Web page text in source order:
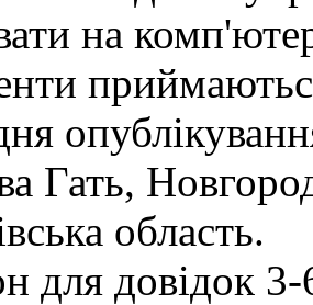
на
Гать,
область.
для довідок